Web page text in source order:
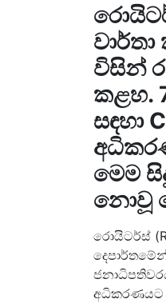
විසින්
කළහ.
සඳහා
මෙම
නොවූ
රොයිටර්ස්
අධිකරණයට